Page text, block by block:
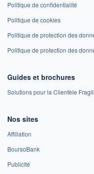
Politique de confidentialité
Politique de cookies
Politique de protection des
Politique de protection des
Guides et brochures
Solutions pour la Clientèle
Nos sites
Affiliation
BoursoBank
Publicité